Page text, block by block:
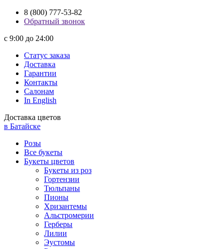
8 (800) 777-53-82
Обратный звонок
с 9:00 до 24:00
Статус заказа
Доставка
Гарантии
Контакты
Салонам
In English
Доставка цветов
в Батайске
Розы
Все букеты
Букеты цветов
Букеты из роз
Гортензии
Тюльпаны
Пионы
Хризантемы
Альстромерии
Герберы
Лилии
Эустомы